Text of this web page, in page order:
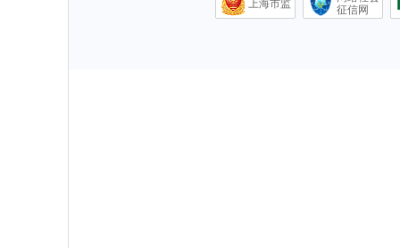
上海市监
征信网